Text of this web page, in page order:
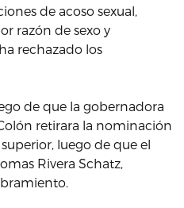
de acoso sexual,
razón de sexo y
rechazado los
de que la gobernadora
retirara la nominación
luego de que el
Rivera Schatz,